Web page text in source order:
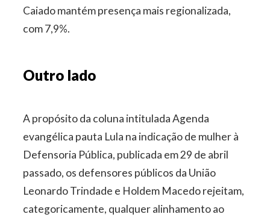
Caiado mantém presença mais regionalizada,
com 7,9%.
Outro lado
A propósito da coluna intitulada Agenda
evangélica pauta Lula na indicação de mulher à
Defensoria Pública, publicada em 29 de abril
passado, os defensores públicos da União
Leonardo Trindade e Holdem Macedo rejeitam,
categoricamente, qualquer alinhamento ao